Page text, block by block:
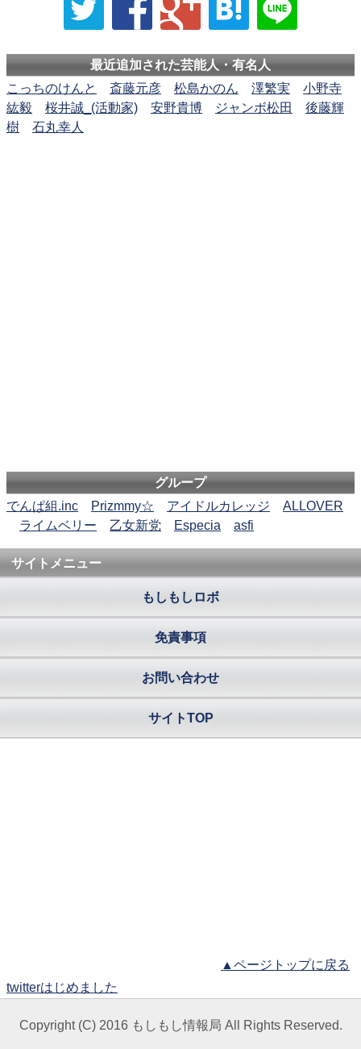
最近追加された芸能人・有名人
こっちのけんと
斎藤元彦 松島かのん 澤繁実
小野寺
紘毅
桜井誠_(活動家) 安野貴博 ジャンボ松田
後藤輝
樹
石丸幸人
グループ
でんぱ組.inc
Prizmmy☆ アイドルカレッジ
ALLOVER
ライムベリー
乙女新党 Especia asfi
サイトメニュー
もしもしロボ
免責事項
お問い合わせ
サイトTOP
▲ページトップに戻る
twitterはじめました
Copyright (C) 2016 もしもし情報局 All Rights Reserved.